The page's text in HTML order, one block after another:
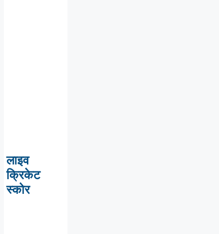
लाइव
क्रिकेट
स्कोर